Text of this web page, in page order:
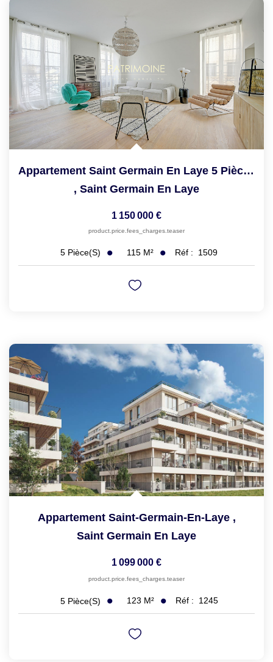
Appartement Saint Germain En Laye 5 Pièce(s) 115.25 M2
, Saint Germain En Laye
1 150 000 €
product.price.fees_charges.teaser
5 Pièce(s) 115 M² Réf : 1509
Appartement Saint-Germain-En-Laye ,
Saint Germain En Laye
1 099 000 €
product.price.fees_charges.teaser
5 Pièce(s) 123 M² Réf : 1245